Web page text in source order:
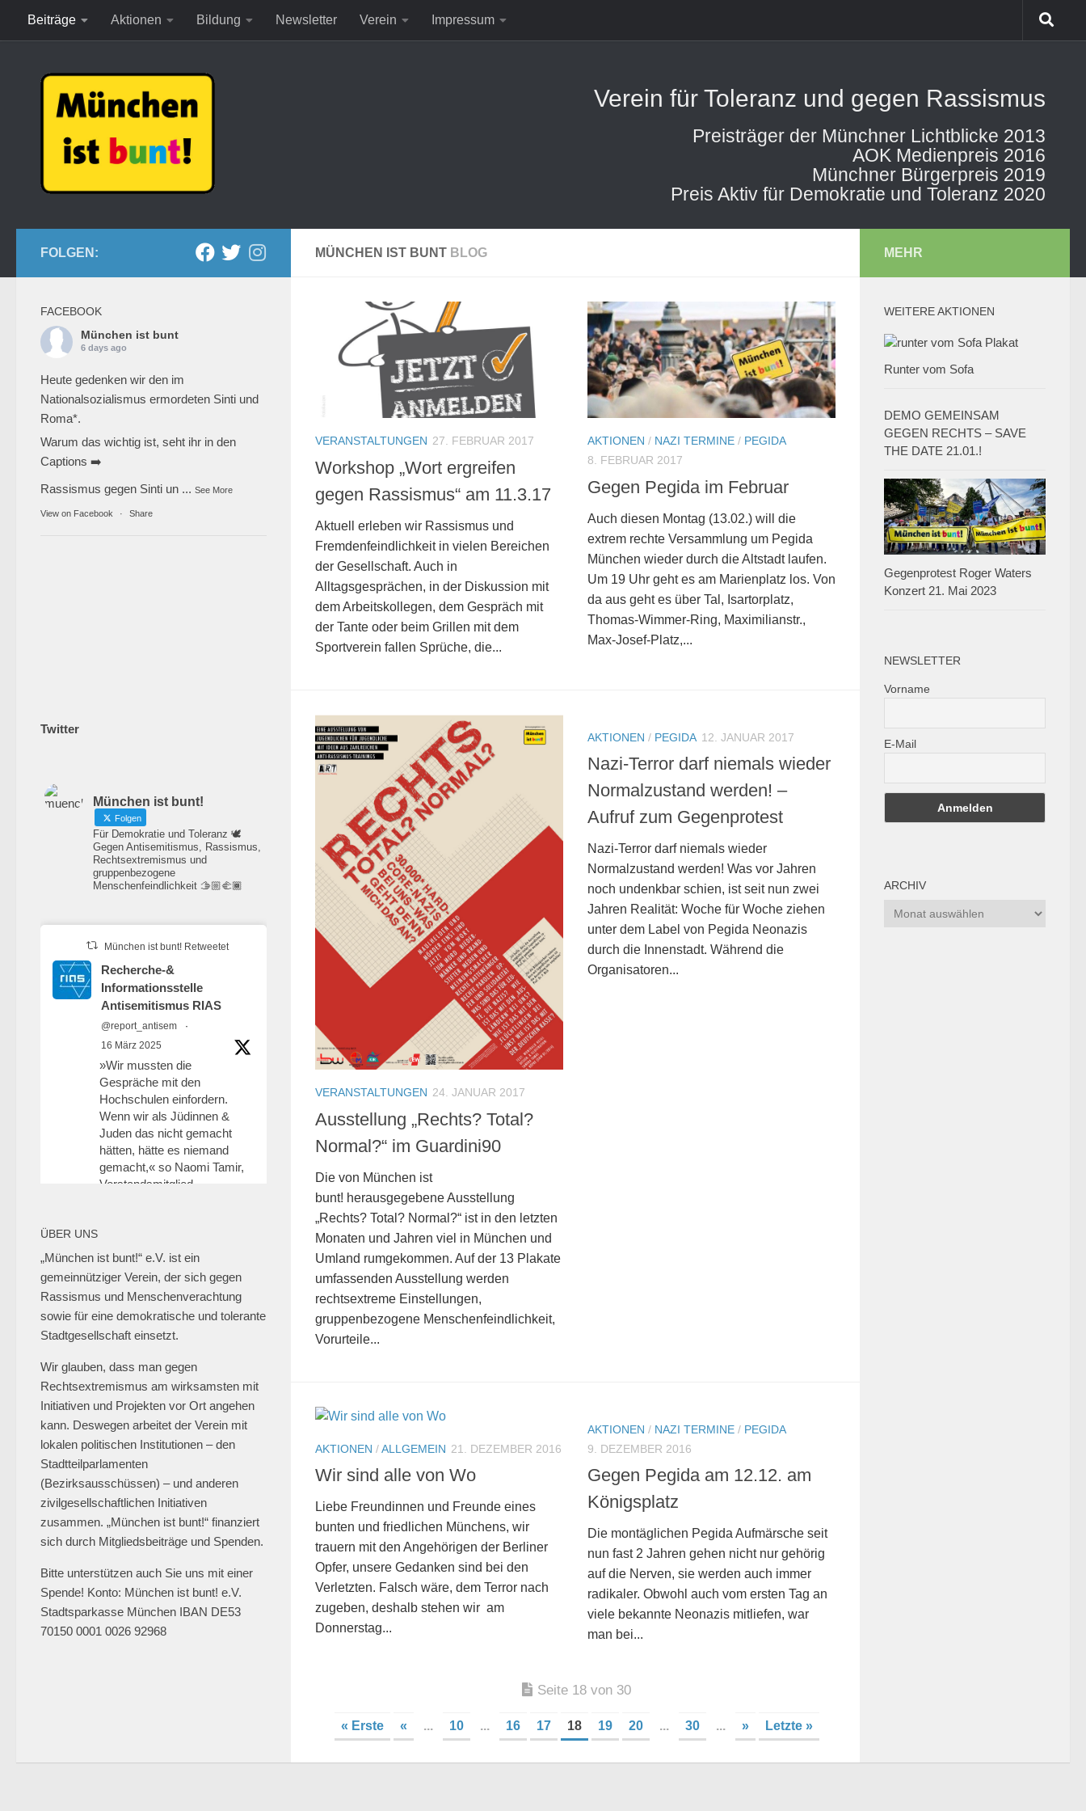
Zum Inhalt springen
Beiträge Aktionen Bildung Newsletter Verein Impressum
Verein für Toleranz und gegen Rassismus
Preisträger der Münchner Lichtblicke 2013
AOK Medienpreis 2016
Münchner Bürgerpreis 2019
Preis Aktiv für Demokratie und Toleranz 2020
MÜNCHEN IST BUNT BLOG
VERANSTALTUNGEN 27. FEBRUAR 2017
Workshop „Wort ergreifen
gegen Rassismus“ am 11.3.17
Aktuell erleben wir Rassismus und
Fremdenfeindlichkeit in vielen Bereichen
der Gesellschaft. Auch in
Alltagsgesprächen, in der Diskussion mit
dem Arbeitskollegen, dem Gespräch mit
der Tante oder beim Grillen mit dem
Sportverein fallen Sprüche, die...
AKTIONEN / NAZI TERMINE / PEGIDA
8. FEBRUAR 2017
Gegen Pegida im Februar
Auch diesen Montag (13.02.) will die
extrem rechte Versammlung um Pegida
München wieder durch die Altstadt laufen.
Um 19 Uhr geht es am Marienplatz los. Von
da aus geht es über Tal, Isartorplatz,
Thomas-Wimmer-Ring, Maximilianstr.,
Max-Josef-Platz,...
VERANSTALTUNGEN 24. JANUAR 2017
Ausstellung „Rechts? Total?
Normal?“ im Guardini90
Die von München ist
bunt! herausgegebene Ausstellung
„Rechts? Total? Normal?“ ist in den letzten
Monaten und Jahren viel in München und
Umland rumgekommen. Auf der 13 Plakate
umfassenden Ausstellung werden
rechtsextreme Einstellungen,
gruppenbezogene Menschenfeindlichkeit,
Vorurteile...
AKTIONEN / PEGIDA 12. JANUAR 2017
Nazi-Terror darf niemals wieder
Normalzustand werden! –
Aufruf zum Gegenprotest
Nazi-Terror darf niemals wieder
Normalzustand werden! Was vor Jahren
noch undenkbar schien, ist seit nun zwei
Jahren Realität: Woche für Woche ziehen
unter dem Label von Pegida Neonazis
durch die Innenstadt. Während die
Organisatoren...
AKTIONEN /ALLGEMEIN 21. DEZEMBER 2016
Wir sind alle von Wo
Liebe Freundinnen und Freunde eines
bunten und friedlichen Münchens, wir
trauern mit den Angehörigen der Berliner
Opfer, unsere Gedanken sind bei den
Verletzten. Falsch wäre, dem Terror nach
zugeben, deshalb stehen wir am
Donnerstag...
AKTIONEN / NAZI TERMINE / PEGIDA
9. DEZEMBER 2016
Gegen Pegida am 12.12. am
Königsplatz
Die montäglichen Pegida Aufmärsche seit
nun fast 2 Jahren gehen nicht nur gehörig
auf die Nerven, sie werden auch immer
radikaler. Obwohl auch vom ersten Tag an
viele bekannte Neonazis mitliefen, war
man bei...
Seite 18 von 30
« Erste « ... 10 ... 16 17 18 19 20 ... 30 ... » Letzte »
FOLGEN:
FACEBOOK
München ist bunt
6 days ago
Heute gedenken wir den im
Nationalsozialismus ermordeten Sinti und
Roma*.
Warum das wichtig ist, seht ihr in den
Captions ➡️
Rassismus gegen Sinti un ... See More
View on Facebook · Share
Twitter
München ist bunt!
Folgen
Für Demokratie und Toleranz 🕊️
Gegen Antisemitismus, Rassismus,
Rechtsextremismus und
gruppenbezogene
Menschenfeindlichkeit 🫱🏼‍🫲🏾
München ist bunt! Retweetet
Recherche-&
Informationsstelle
Antisemitismus RIAS
@report_antisem
·
16 März 2025
»Wir mussten die
Gespräche mit den
Hochschulen einfordern.
Wenn wir als Jüdinnen &
Juden das nicht gemacht
hätten, hätte es niemand
gemacht,« so Naomi Tamir,
Vorstandsmitglied
@HHU_de.
6 25 Twitter
München ist bunt! Retweetet
erzähl:perspektive
@erzaehlperspekt
·
27 Jan. 2025
📍Geschwister-Scholl-
Platz, 27. Januar 2025, 18
Uhr.
#muenchengegenantisemitismus
#neveragainisnow
#bringthemhomenow
2 13 Twitter
ÜBER UNS
„München ist bunt!“ e.V. ist ein
gemeinnütziger Verein, der sich gegen
Rassismus und Menschenverachtung
sowie für eine demokratische und tolerante
Stadtgesellschaft einsetzt.
Wir glauben, dass man gegen
Rechtsextremismus am wirksamsten mit
Initiativen und Projekten vor Ort angehen
kann. Deswegen arbeitet der Verein mit
lokalen politischen Institutionen – den
Stadtteilparlamenten
(Bezirksausschüssen) – und anderen
zivilgesellschaftlichen Initiativen
zusammen. „München ist bunt!“ finanziert
sich durch Mitgliedsbeiträge und Spenden.
Bitte unterstützen auch Sie uns mit einer
Spende! Konto: München ist bunt! e.V.
Stadtsparkasse München IBAN DE53
70150 0001 0026 92968
MEHR
WEITERE AKTIONEN
Runter vom Sofa
DEMO GEMEINSAM
GEGEN RECHTS – SAVE
THE DATE 21.01.!
Gegenprotest Roger Waters
Konzert 21. Mai 2023
NEWSLETTER
Vorname
E-Mail
ARCHIV
Archiv